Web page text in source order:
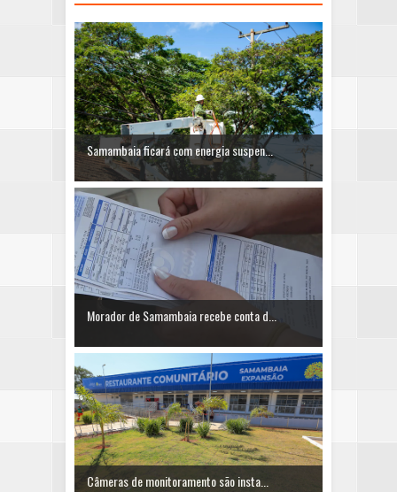
Samambaia ficará com energia suspen...
Morador de Samambaia recebe conta d...
Câmeras de monitoramento são insta...